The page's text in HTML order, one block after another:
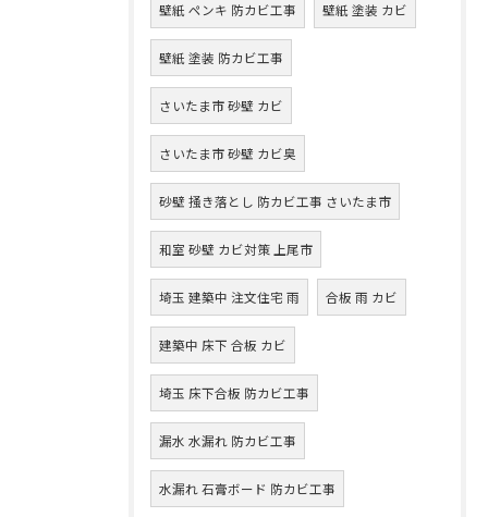
壁紙 ペンキ 防カビ工事 壁紙 塗装 カビ
壁紙 塗装 防カビ工事
さいたま市 砂壁 カビ
さいたま市 砂壁 カビ臭
砂壁 掻き落とし 防カビ工事 さいたま市
和室 砂壁 カビ対策 上尾市
埼玉 建築中 注文住宅 雨 合板 雨 カビ
建築中 床下 合板 カビ
埼玉 床下合板 防カビ工事
漏水 水漏れ 防カビ工事
水漏れ 石膏ボード 防カビ工事